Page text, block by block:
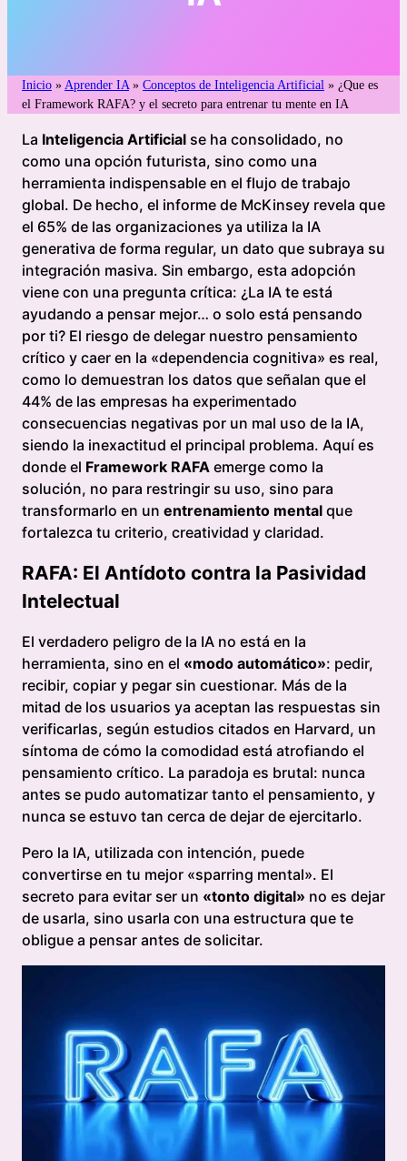
Inicio » Aprender IA » Conceptos de Inteligencia Artificial » ¿Que es
el Framework RAFA? y el secreto para entrenar tu mente en IA
La Inteligencia Artificial se ha consolidado, no
como una opción futurista, sino como una
herramienta indispensable en el flujo de trabajo
global. De hecho, el informe de McKinsey revela que
el 65% de las organizaciones ya utiliza la IA
generativa de forma regular, un dato que subraya su
integración masiva. Sin embargo, esta adopción
viene con una pregunta crítica: ¿La IA te está
ayudando a pensar mejor… o solo está pensando
por ti? El riesgo de delegar nuestro pensamiento
crítico y caer en la «dependencia cognitiva» es real,
como lo demuestran los datos que señalan que el
44% de las empresas ha experimentado
consecuencias negativas por un mal uso de la IA,
siendo la inexactitud el principal problema. Aquí es
donde el Framework RAFA emerge como la
solución, no para restringir su uso, sino para
transformarlo en un entrenamiento mental que
fortalezca tu criterio, creatividad y claridad.
RAFA: El Antídoto contra la Pasividad
Intelectual
El verdadero peligro de la IA no está en la
herramienta, sino en el «modo automático»: pedir,
recibir, copiar y pegar sin cuestionar. Más de la
mitad de los usuarios ya aceptan las respuestas sin
verificarlas, según estudios citados en Harvard, un
síntoma de cómo la comodidad está atrofiando el
pensamiento crítico. La paradoja es brutal: nunca
antes se pudo automatizar tanto el pensamiento, y
nunca se estuvo tan cerca de dejar de ejercitarlo.
Pero la IA, utilizada con intención, puede
convertirse en tu mejor «sparring mental». El
secreto para evitar ser un «tonto digital» no es dejar
de usarla, sino usarla con una estructura que te
obligue a pensar antes de solicitar.